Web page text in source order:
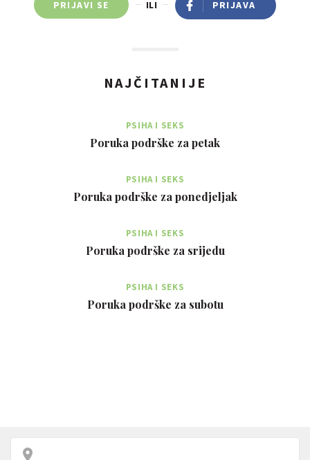
PRIJAVI SE ILI PRIJAVA
NAJČITANIJE
PSIHA I SEKS
Poruka podrške za petak
PSIHA I SEKS
Poruka podrške za ponedjeljak
PSIHA I SEKS
Poruka podrške za srijedu
PSIHA I SEKS
Poruka podrške za subotu